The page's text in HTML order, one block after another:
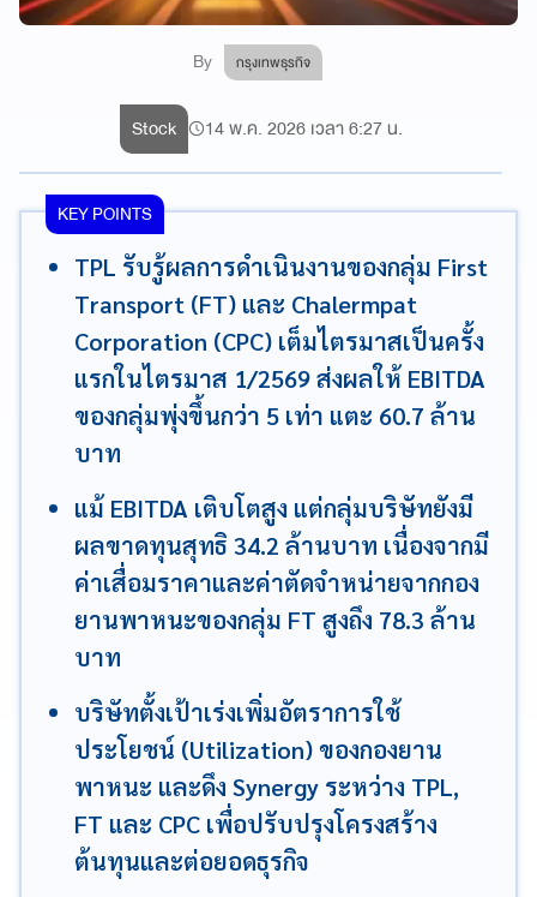
By กรุงเทพธุรกิจ
Stock 14 พ.ค. 2026 เวลา 6:27 น.
KEY POINTS
TPL รับรู้ผลการดำเนินงานของกลุ่ม First
Transport (FT) และ Chalermpat
Corporation (CPC) เต็มไตรมาสเป็นครั้ง
แรกในไตรมาส 1/2569 ส่งผลให้ EBITDA
ของกลุ่มพุ่งขึ้นกว่า 5 เท่า แตะ 60.7 ล้าน
บาท
แม้ EBITDA เติบโตสูง แต่กลุ่มบริษัทยังมี
ผลขาดทุนสุทธิ 34.2 ล้านบาท เนื่องจากมี
ค่าเสื่อมราคาและค่าตัดจำหน่ายจากกอง
ยานพาหนะของกลุ่ม FT สูงถึง 78.3 ล้าน
บาท
บริษัทตั้งเป้าเร่งเพิ่มอัตราการใช้
ประโยชน์ (Utilization) ของกองยาน
พาหนะ และดึง Synergy ระหว่าง TPL,
FT และ CPC เพื่อปรับปรุงโครงสร้าง
ต้นทุนและต่อยอดธุรกิจ